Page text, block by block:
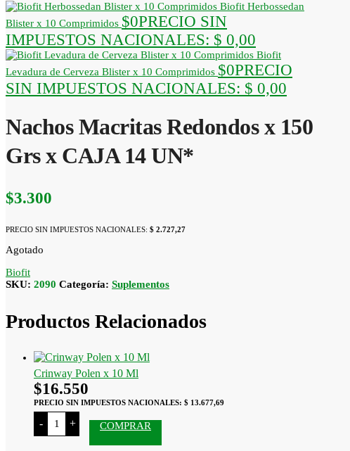
Biofit Herbossedan
Blister x 10 Comprimidos $0PRECIO SIN
IMPUESTOS NACIONALES: $ 0,00
Biofit
Levadura de Cerveza Blister x 10 Comprimidos $0PRECIO
SIN IMPUESTOS NACIONALES: $ 0,00
Nachos Macritas Redondos x 150
Grs x CAJA 14 UN*
$3.300
PRECIO SIN IMPUESTOS NACIONALES: $ 2.727,27
Agotado
Biofit
SKU: 2090 Categoría: Suplementos
Productos Relacionados
Crinway Polen x 10 Ml
$16.550
PRECIO SIN IMPUESTOS NACIONALES: $ 13.677,69
-
Crinway
Polen
x
+ COMPRAR